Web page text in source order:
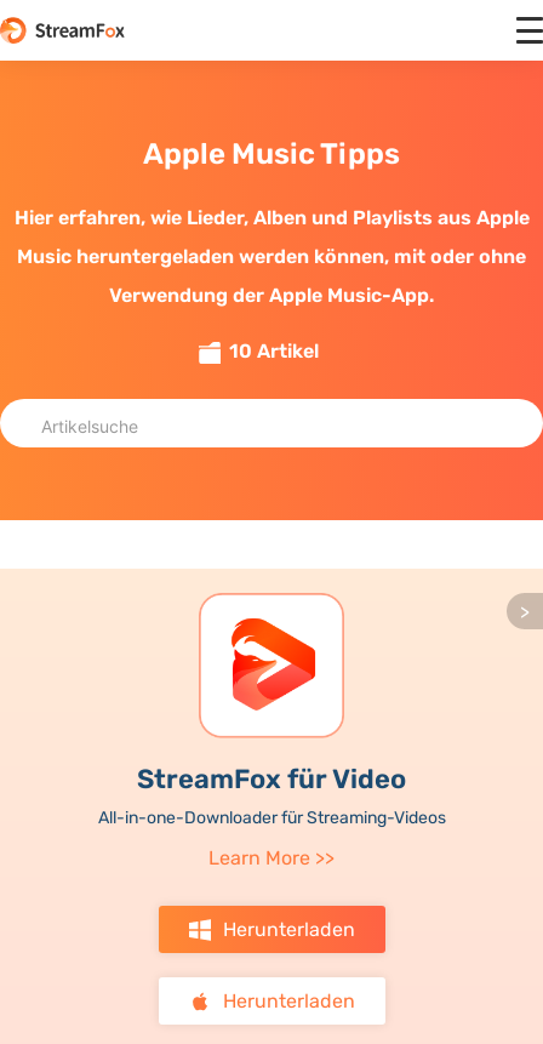
Apple Music Tipps
Hier erfahren, wie Lieder, Alben und Playlists aus Apple
Music heruntergeladen werden können, mit oder ohne
Verwendung der Apple Music-App.
10 Artikel
StreamFox für Video
All-in-one-Downloader für Streaming-Videos
Learn More >>
Herunterladen
Herunterladen
>